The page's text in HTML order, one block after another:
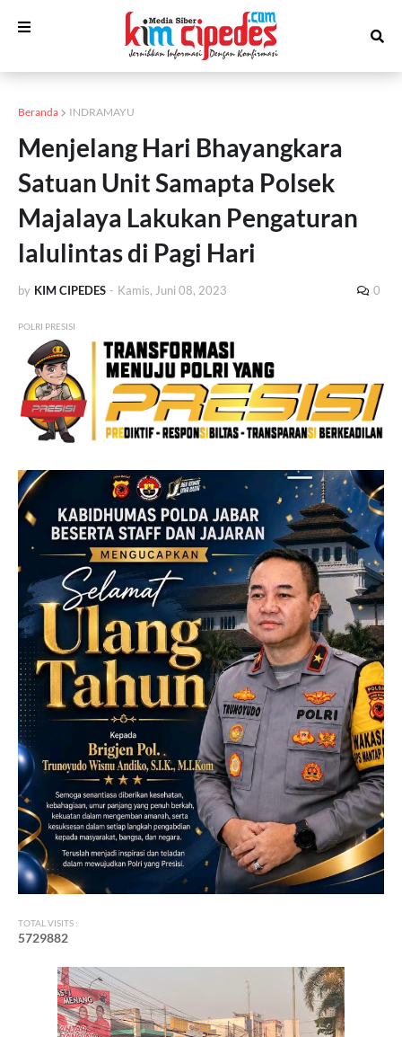
Beranda INDRAMAYU
Menjelang Hari Bhayangkara
Satuan Unit Samapta Polsek
Majalaya Lakukan Pengaturan
lalulintas di Pagi Hari
by KIM CIPEDES - Kamis, Juni 08, 2023 0
POLRI PRESISI
TOTAL VISITS :
5729882